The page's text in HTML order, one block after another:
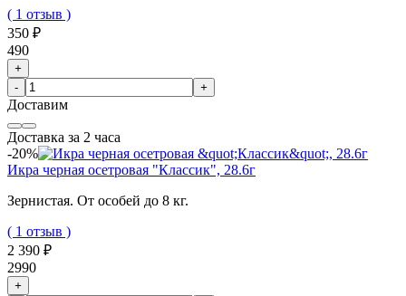
( 1 отзыв )
350 ₽
490
+
-
+
Доставим
Доставка за 2 часа
-20%
Икра черная осетровая "Классик", 28.6г
Зернистая. От особей до 8 кг.
( 1 отзыв )
2 390 ₽
2990
+